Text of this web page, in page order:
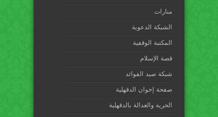
منارات
الشبكة الدعوية
المكتبة الوقفية
قصة الإسلام
شبكة صيد الفوائد
صفحة إخوان الدقهلية
الحرية والعدالة بالدقهلية